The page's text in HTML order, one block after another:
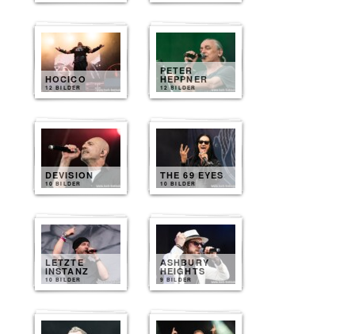
HOCICO
12 BILDER
PETER
HEPPNER
12 BILDER
DEVISION
10 BILDER
THE 69 EYES
10 BILDER
LETZTE
INSTANZ
10 BILDER
ASHBURY
HEIGHTS
9 BILDER